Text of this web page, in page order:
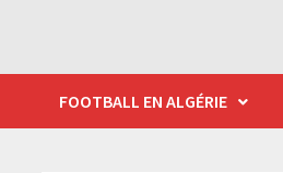
FOOTBALL EN ALGÉRIE